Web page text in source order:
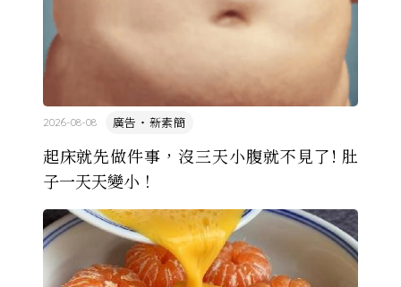
起床就先做件事，沒三天小腹就不見了! 肚
子一天天變小！
廣告・新素簡
2026-08-08